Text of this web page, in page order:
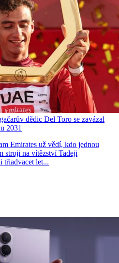
dědic Del Toro se zavázal
2031
Emirates už vědí, kdo jednou
stroji na vítězství Tadeji
třiadvacet let...